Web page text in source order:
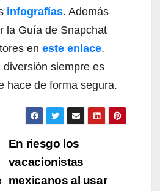
infografías. Además
la Guía de Snapchat
en este enlace.
diversión siempre es
hace de forma segura.
En riesgo los
vacacionistas
mexicanos al usar